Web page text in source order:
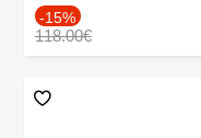
-15%
118.00€